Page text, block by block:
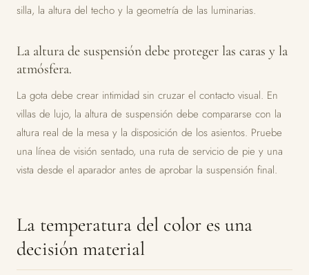
silla, la altura del techo y la geometría de las luminarias.
La altura de suspensión debe proteger las caras y la
atmósfera.
La gota debe crear intimidad sin cruzar el contacto visual. En
villas de lujo, la altura de suspensión debe compararse con la
altura real de la mesa y la disposición de los asientos. Pruebe
una línea de visión sentado, una ruta de servicio de pie y una
vista desde el aparador antes de aprobar la suspensión final.
La temperatura del color es una
decisión material